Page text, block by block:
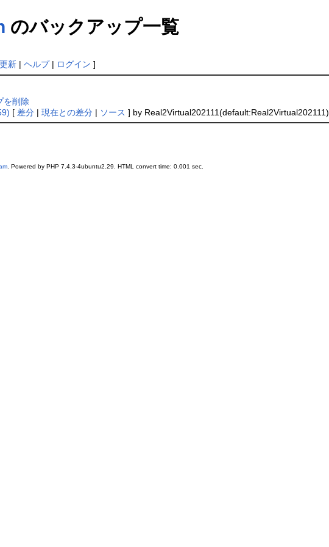
のバックアップ一覧
新| ヘルプ| ログイン ]
を削除
[ 差分 |現在との差分 | ソース ] by Real2Virtual202111(default:Real2Virtual202111)
. Powered by PHP 7.4.3-4ubuntu2.29. HTML convert time: 0.001 sec.